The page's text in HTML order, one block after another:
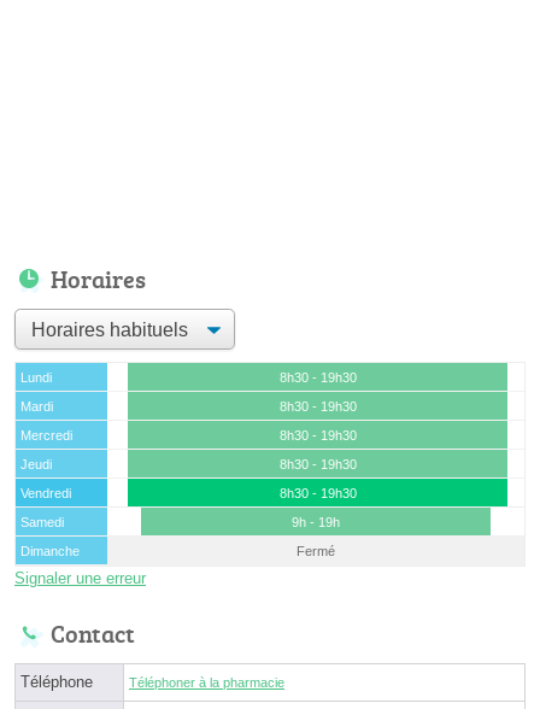
Horaires
Lundi
8h30 - 19h30
Mardi
8h30 - 19h30
Mercredi
8h30 - 19h30
Jeudi
8h30 - 19h30
Vendredi
8h30 - 19h30
Samedi
9h - 19h
Dimanche
Fermé
Signaler une erreur
Contact
Téléphone Téléphoner à la pharmacie